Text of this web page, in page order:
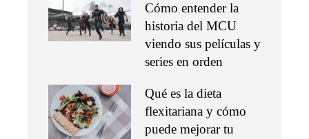
Cómo entender la
historia del MCU
viendo sus películas y
series en orden
Qué es la dieta
flexitariana y cómo
puede mejorar tu